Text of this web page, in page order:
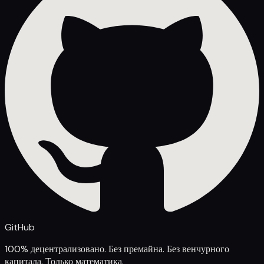
GitHub
100% децентрализовано. Без премайна. Без венчурного